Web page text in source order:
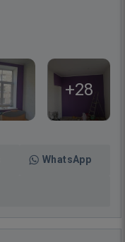
+28
WhatsApp